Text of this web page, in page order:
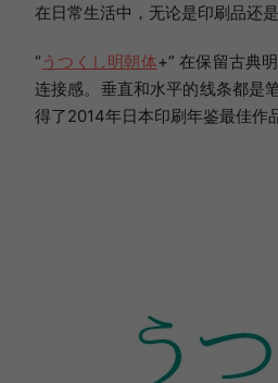
在日常生活中，无论是印刷品还
“うつくし明朝体+” 在保留古典
连接感。垂直和水平的线条都是
得了2014年日本印刷年鉴最佳作